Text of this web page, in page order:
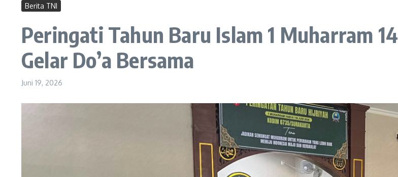
Berita TNI
Peringati Tahun Baru Islam 1 Muharram
Gelar Do’a Bersama
Juni 19, 2026